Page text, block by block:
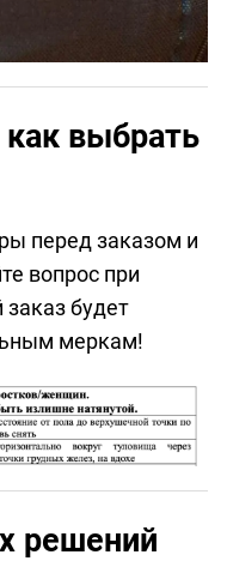
выбрать
перед заказом и
вопрос при
будет
меркам!
решений